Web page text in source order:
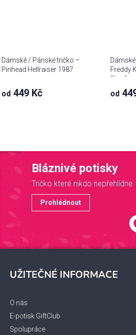
Dámské / Pánské tričko –
Pinhead Hellraiser 1987
od 449 Kč
Freddy
Elm
od
Bláznivé potisky
Tričko které nikdo nepřehlídne
Prohlédnout
UŽITEČNÉ INFORMACE
O nás
E-potisk GiftClub
Spolupráce